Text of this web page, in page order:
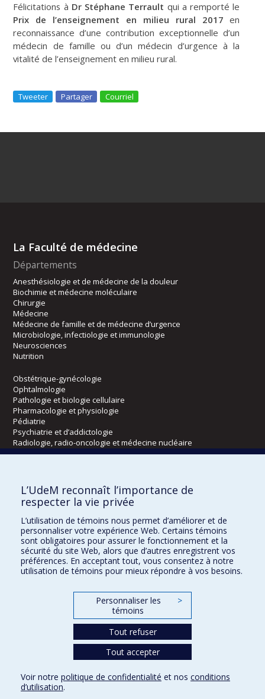
Félicitations à Dr Stéphane Terrault qui a remporté le
Prix de l’enseignement en milieu rural 2017 en
reconnaissance d’une contribution exceptionnelle d’un
médecin de famille ou d’un médecin d’urgence à la
vitalité de l’enseignement en milieu rural.
Tweeter Partager Courriel
La Faculté de médecine
Départements
Anesthésiologie et de médecine de la douleur
Biochimie et médecine moléculaire
Chirurgie
Médecine
Médecine de famille et de médecine d’urgence
Microbiologie, infectiologie et immunologie
Neurosciences
Nutrition
Obstétrique-gynécologie
Ophtalmologie
Pathologie et biologie cellulaire
Pharmacologie et physiologie
Pédiatrie
Psychiatrie et d’addictologie
Radiologie, radio-oncologie et médecine nucléaire
Kinésiologie et des sciences de l’activité physique
Orthophonie et audiologie
Réadaptation
Directions
DPC
CPASS
L’UdeM reconnaît l’importance de
respecter la vie privée
L’utilisation de témoins nous permet d’améliorer et de
personnaliser votre expérience Web. Certains témoins
sont obligatoires pour assurer le fonctionnement et la
sécurité du site Web, alors que d’autres enregistrent vos
préférences. En acceptant tout, vous consentez à notre
utilisation de témoins pour mieux répondre à vos besoins.
Personnaliser les
témoins
>
Tout refuser
Tout accepter
Voir notre politique de confidentialité et nos conditions
d’utilisation.